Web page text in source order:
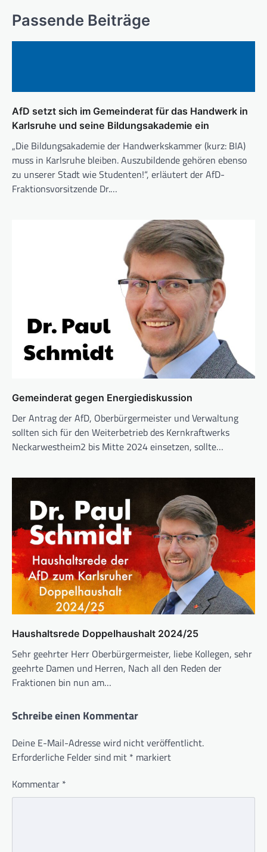
Passende Beiträge
AfD setzt sich im Gemeinderat für das Handwerk in
Karlsruhe und seine Bildungsakademie ein
„Die Bildungsakademie der Handwerkskammer (kurz: BIA)
muss in Karlsruhe bleiben. Auszubildende gehören ebenso
zu unserer Stadt wie Studenten!“, erläutert der AfD-
Fraktionsvorsitzende Dr.…
Gemeinderat gegen Energiediskussion
Der Antrag der AfD, Oberbürgermeister und Verwaltung
sollten sich für den Weiterbetrieb des Kernkraftwerks
Neckarwestheim2 bis Mitte 2024 einsetzen, sollte…
Haushaltsrede Doppelhaushalt 2024/25
Sehr geehrter Herr Oberbürgermeister, liebe Kollegen, sehr
geehrte Damen und Herren, Nach all den Reden der
Fraktionen bin nun am…
Schreibe einen Kommentar
Deine E-Mail-Adresse wird nicht veröffentlicht.
Erforderliche Felder sind mit * markiert
Kommentar *